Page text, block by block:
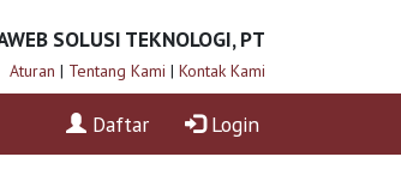
SOLUSI TEKNOLOGI, PT
Aturan | Tentang Kami | Kontak Kami
Daftar Login